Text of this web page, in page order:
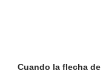
Cuando la flecha